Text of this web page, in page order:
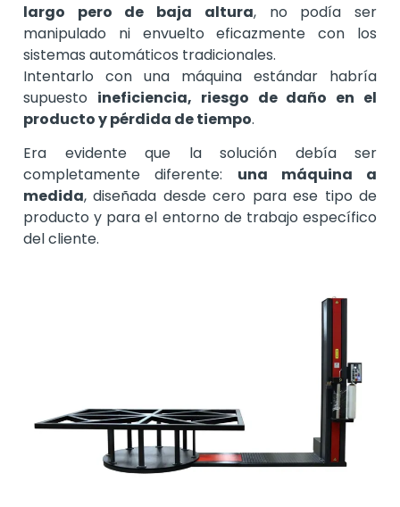
largo pero de baja altura, no podía ser
manipulado ni envuelto eficazmente con los
sistemas automáticos tradicionales.
Intentarlo con una máquina estándar habría
supuesto ineficiencia, riesgo de daño en el
producto y pérdida de tiempo.
Era evidente que la solución debía ser
completamente diferente: una máquina a
medida, diseñada desde cero para ese tipo de
producto y para el entorno de trabajo específico
del cliente.